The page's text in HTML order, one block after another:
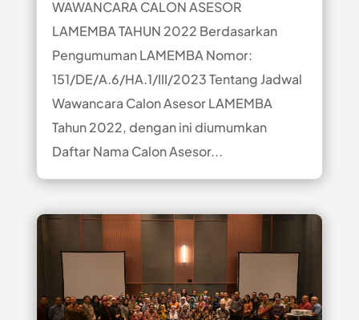
WAWANCARA CALON ASESOR
LAMEMBA TAHUN 2022 Berdasarkan
Pengumuman LAMEMBA Nomor:
151/DE/A.6/HA.1/III/2023 Tentang Jadwal
Wawancara Calon Asesor LAMEMBA
Tahun 2022, dengan ini diumumkan
Daftar Nama Calon Asesor...